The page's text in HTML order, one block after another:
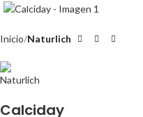
Inicio Naturlich
Calciday